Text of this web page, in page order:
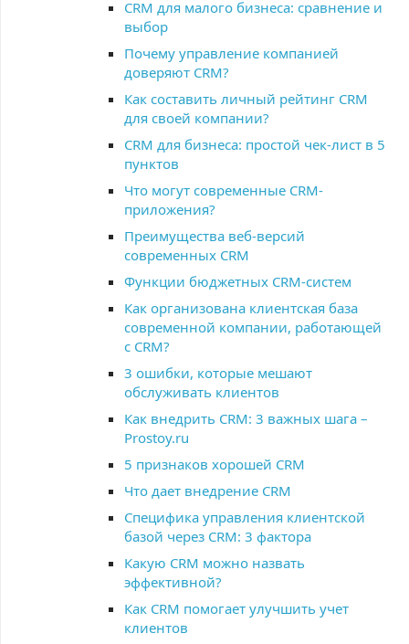
CRM для малого бизнеса: сравнение и
выбор
Почему управление компанией
доверяют CRM?
Как составить личный рейтинг CRM
для своей компании?
CRM для бизнеса: простой чек-лист в 5
пунктов
Что могут современные CRM-
приложения?
Преимущества веб-версий
современных CRM
Функции бюджетных CRM-систем
Как организована клиентская база
современной компании, работающей
с CRM?
3 ошибки, которые мешают
обслуживать клиентов
Как внедрить CRM: 3 важных шага –
Prostoy.ru
5 признаков хорошей CRM
Что дает внедрение CRM
Специфика управления клиентской
базой через CRM: 3 фактора
Какую CRM можно назвать
эффективной?
Как CRM помогает улучшить учет
клиентов